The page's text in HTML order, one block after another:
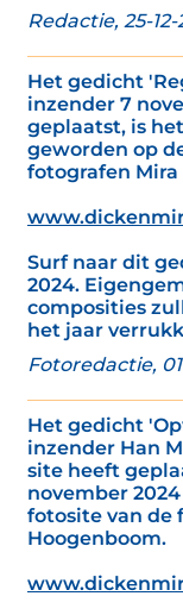
Redactie, 25-
Het gedicht
inzender 7
geplaatst, is
geworden op
fotografen Mira
Surf naar dit
2024.
composities
het jaar
Fotoredactie,
Het gedicht
inzender Han
site heeft
november
fotosite van de
Hoogenboom.